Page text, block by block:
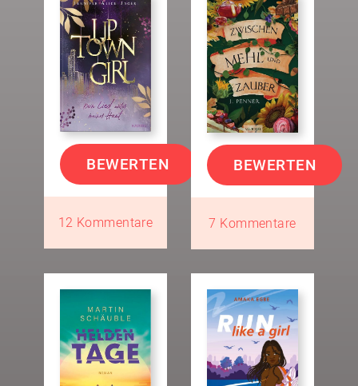
BEWERTEN
12 Kommentare
BEWERTEN
7 Kommentare